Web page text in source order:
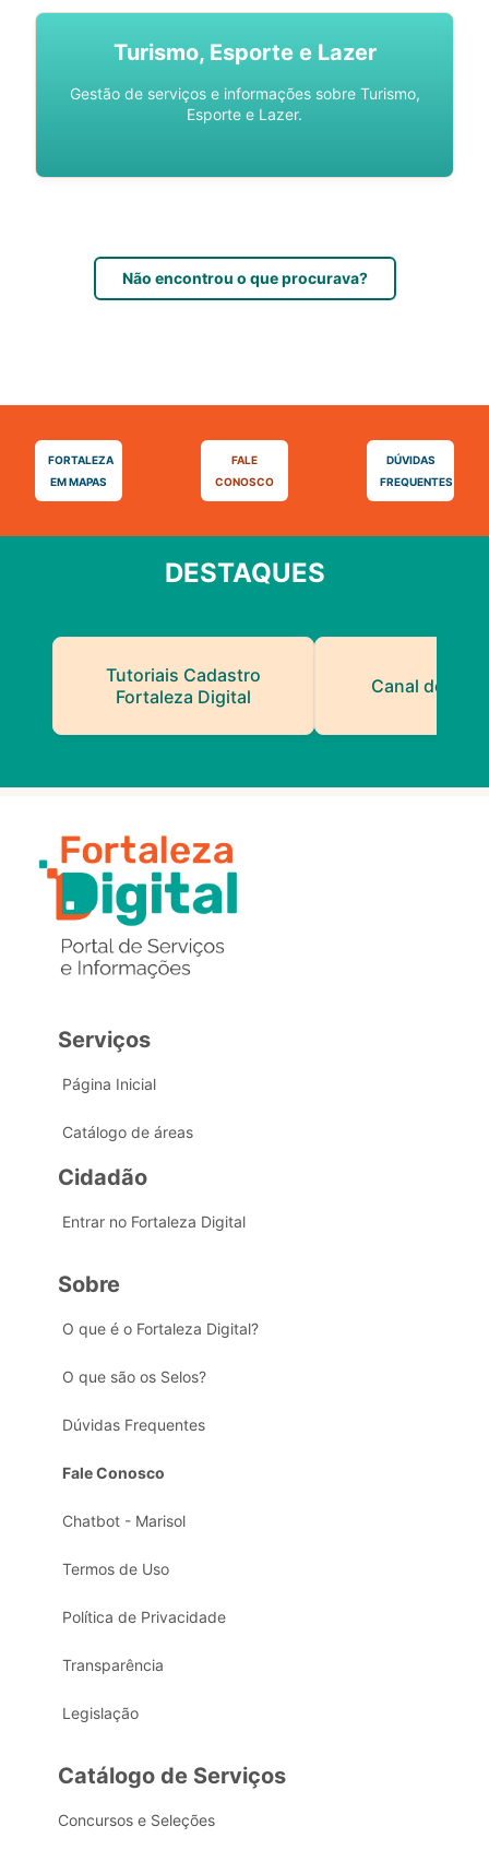
Turismo, Esporte e Lazer
Gestão de serviços e informações sobre Turismo,
Esporte e Lazer.
Não encontrou o que procurava?
FORTALEZA
EM MAPAS
FALE
CONOSCO
DÚVIDAS
FREQUENTES
DESTAQUES
Tutoriais Cadastro
Fortaleza Digital
Canal do
Serviços
Página Inicial
Catálogo de áreas
Cidadão
Entrar no Fortaleza Digital
Sobre
O que é o Fortaleza Digital?
O que são os Selos?
Dúvidas Frequentes
Fale Conosco
Chatbot - Marisol
Termos de Uso
Política de Privacidade
Transparência
Legislação
Catálogo de Serviços
Concursos e Seleções